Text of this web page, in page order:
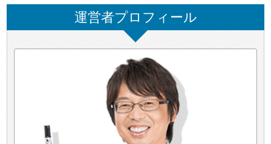
運営者プロフィール